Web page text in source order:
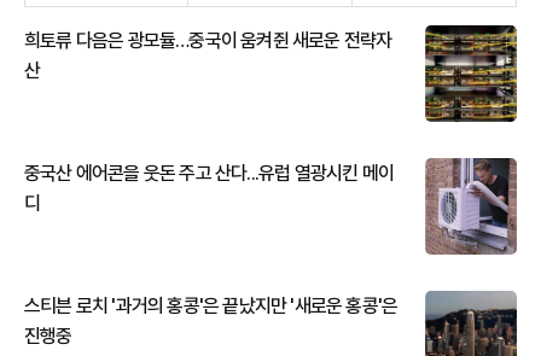
희토류 다음은 광모듈…중국이 움켜쥔 새로운 전략자
산
중국산 에어콘을 웃돈 주고 산다...유럽 열광시킨 메이
디
스티븐 로치 '과거의 홍콩'은 끝났지만 '새로운 홍콩'은
진행중